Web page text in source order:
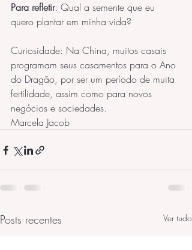
Para refletir: Qual a semente que eu
quero plantar em minha vida?
Curiosidade: Na China, muitos casais
programam seus casamentos para o Ano
do Dragão, por ser um período de muita
fertilidade, assim como para novos
negócios e sociedades.
Marcela Jacob
Posts recentes Ver tudo